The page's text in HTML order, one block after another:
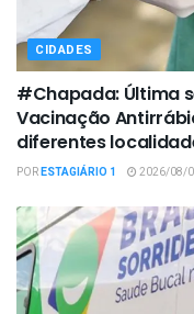
CIDADES
#Chapada: Última
Vacinação
diferentes
PORESTAGIÁRIO 1 2026/08/